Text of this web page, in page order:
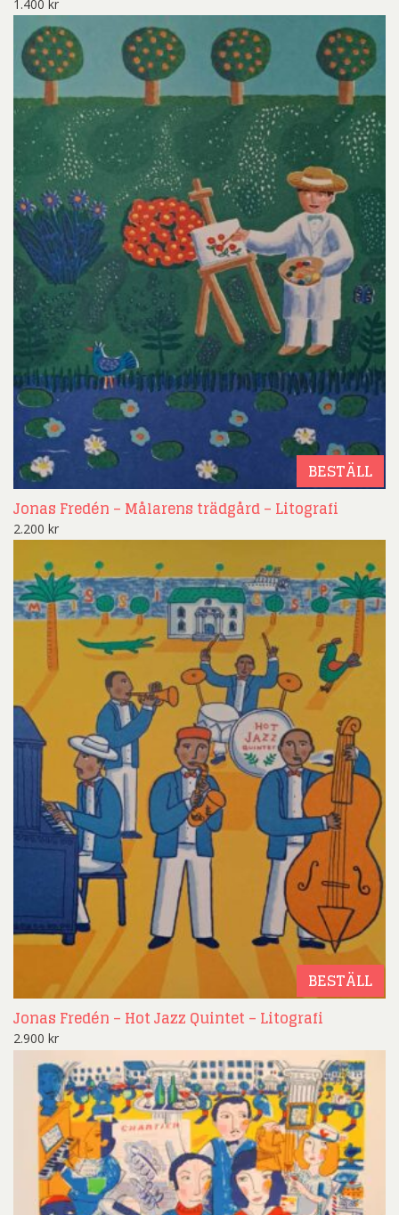
1.400 kr
BESTÄLL
Jonas Fredén – Målarens trädgård – Litografi
2.200 kr
BESTÄLL
Jonas Fredén – Hot Jazz Quintet – Litografi
2.900 kr